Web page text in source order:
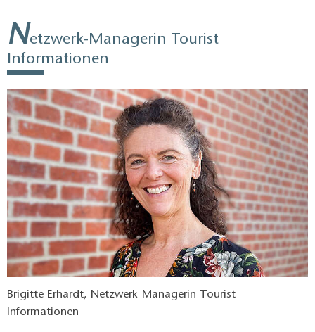
Netzwerk-Managerin Tourist
Informationen
Brigitte Erhardt, Netzwerk-Managerin Tourist
Informationen